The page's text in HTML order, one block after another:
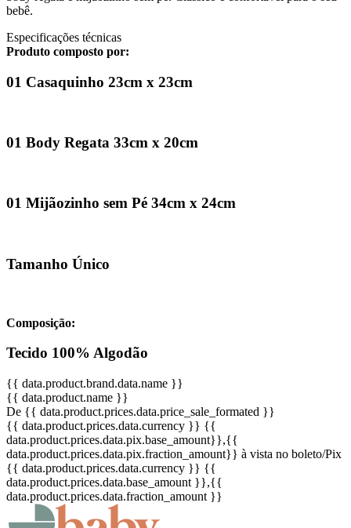
bebê.
Especificações técnicas
Produto composto por:
01 Casaquinho 23cm x 23cm
01 Body Regata 33cm x 20cm
01 Mijãozinho sem Pé 34cm x 24cm
Tamanho Único
Composição:
Tecido 100% Algodão
{{ data.product.brand.data.name }}
{{ data.product.name }}
De {{ data.product.prices.data.price_sale_formated }}
{{ data.product.prices.data.currency }} {{
data.product.prices.data.pix.base_amount}},{{
data.product.prices.data.pix.fraction_amount}} à vista no boleto/Pix
{{ data.product.prices.data.currency }} {{
data.product.prices.data.base_amount }},{{
data.product.prices.data.fraction_amount }}